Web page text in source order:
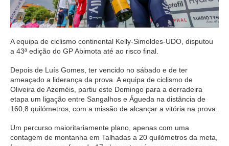
A equipa de ciclismo continental Kelly-Simoldes-UDO, disputou
a 43ª edição do GP Abimota até ao risco final.
Depois de Luís Gomes, ter vencido no sábado e de ter
ameaçado a liderança da prova. A equipa de ciclismo de
Oliveira de Azeméis, partiu este Domingo para a derradeira
etapa um ligação entre Sangalhos e Águeda na distância de
160,8 quilómetros, com a missão de alcançar a vitória na prova.
Um percurso maioritariamente plano, apenas com uma
contagem de montanha em Talhadas a 20 quilómetros da meta,